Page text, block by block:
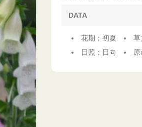
DATA
花期；初夏 草
日照；日向